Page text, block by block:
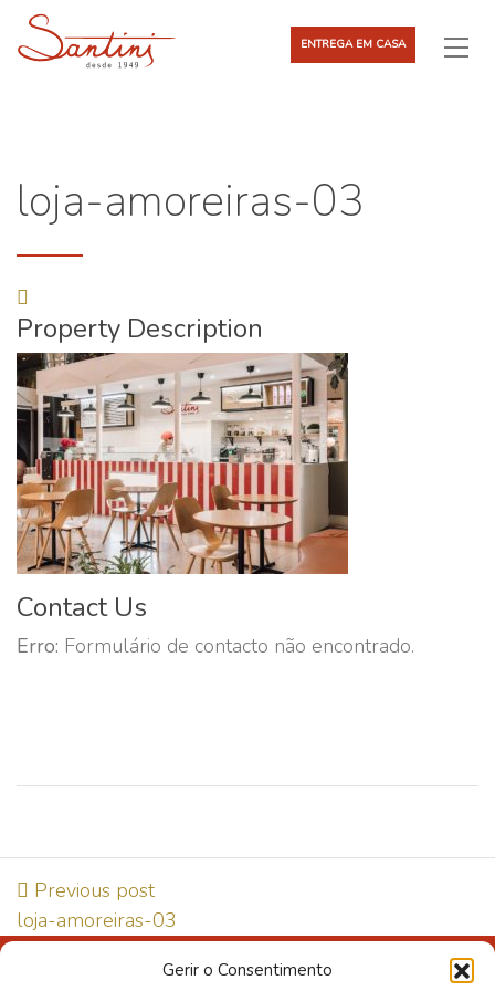
Gerir o Consentimento
ENTREGA EM CASA
loja-amoreiras-03
Property Description
Contact Us
Erro: Formulário de contacto não encontrado.
Previous post
loja-amoreiras-03